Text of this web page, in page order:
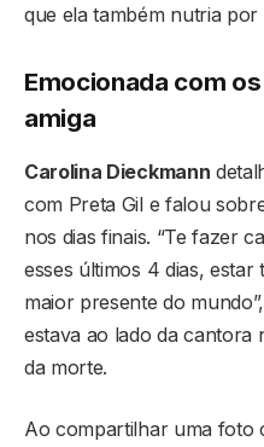
que ela também nutria por
Emocionada com
amiga
Carolina Dieckmann
com Preta Gil e falou
nos dias finais. “Te fazer
esses últimos 4 dias,
maior presente do
estava ao lado da cantora
da morte.
Ao compartilhar uma foto